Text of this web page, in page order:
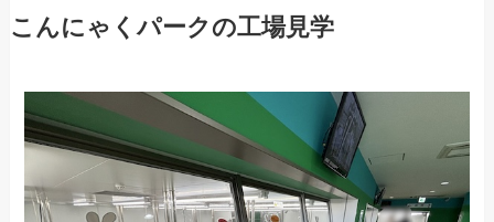
こんにゃくパークの工場見学